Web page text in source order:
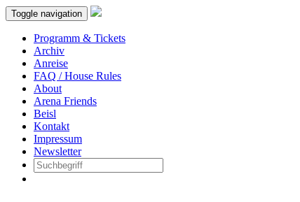
Toggle navigation
Programm & Tickets
Archiv
Anreise
FAQ / House Rules
About
Arena Friends
Beisl
Kontakt
Impressum
Newsletter